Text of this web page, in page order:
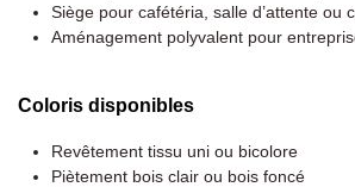
Siège pour cafétéria, salle d’attente ou
Aménagement polyvalent pour
Coloris disponibles
Revêtement tissu uni ou bicolore
Piètement bois clair ou bois foncé